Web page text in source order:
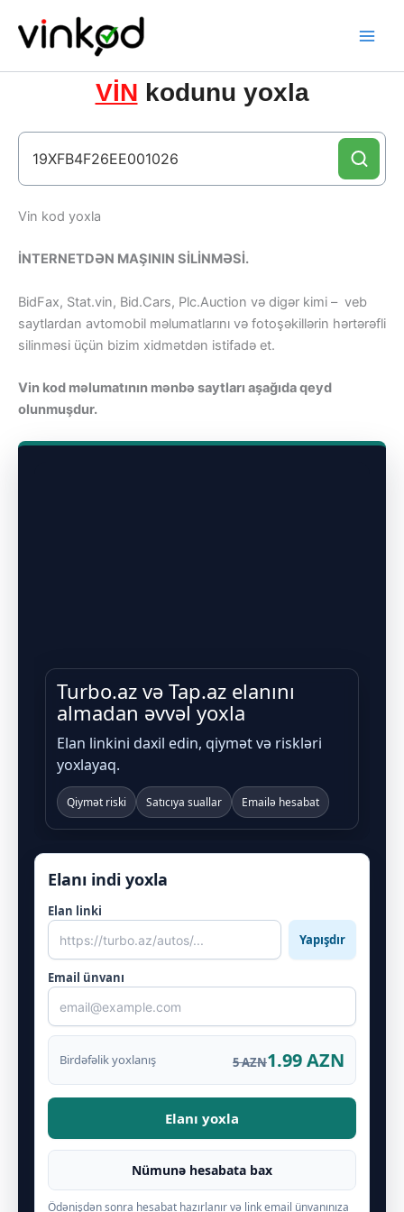
content
VİN kodunu yoxla
Vin kod yoxla
İNTERNETDƏN MAŞININ SİLİNMƏSİ.
BidFax, Stat.vin, Bid.Cars, Plc.Auction və digər kimi – veb
saytlardan avtomobil məlumatlarını və fotoşəkillərin hərtərəfli
silinməsi üçün bizim xidmətdən istifadə et.
Vin kod məlumatının mənbə saytları aşağıda qeyd
olunmuşdur.
Turbo.az və Tap.az elanını
almadan əvvəl yoxla
Elan linkini daxil edin, qiymət və riskləri
yoxlayaq.
Qiymət riski Satıcıya suallar Emailə hesabat
Elanı indi yoxla
Elan linki
Yapışdır
Email ünvanı
Birdəfəlik yoxlanış 5 AZN1.99 AZN
Elanı yoxla
Nümunə hesabata bax
Ödənişdən sonra hesabat hazırlanır və link email ünvanınıza